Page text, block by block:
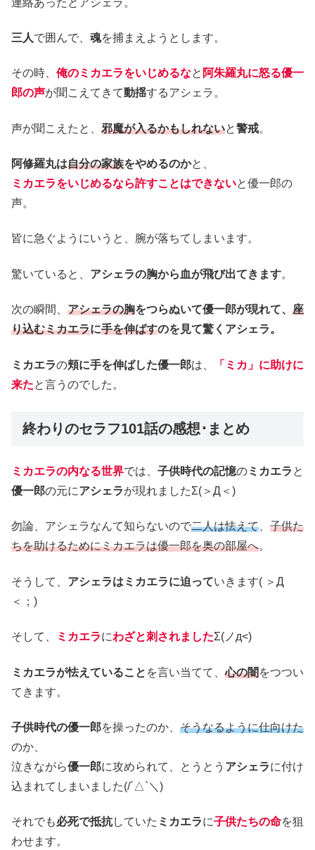
三人で囲んで、 魂を捕まえようとします。
その時、 俺のミカエラをいじめるなと 阿朱羅丸に怒る優一
郎の声が聞こえてきて動揺するアシェラ。
声が聞こえたと、 邪魔が入るかもしれないと警戒。
阿修羅丸は自分の家族をやめるのかと、
ミカエラをいじめるなら許すことはできないと優一郎の
声。
皆に急ぐようにいうと、腕が落ちてしまいます。
驚いていると、 アシェラの胸から血が飛び出てきます。
次の瞬間、 アシェラの胸をつらぬいて優一郎が現れて、 座
り込むミカエラに手を伸ばすのを見て驚くアシェラ。
ミカエラの頬に手を伸ばした優一郎は、
「ミカ」に助けに
来たと言うのでした。
終わりのセラフ101話の感想･まとめ
ミカエラの内なる世界では、 子供時代の記憶のミカエラ と
優一郎の元にアシェラが現れましたΣ(＞Д＜)
勿論、アシェラなんて知らないので二人は怯えて、 子供た
ちを助けるためにミカエラは優一郎を奥の部屋へ。
そうして、 アシェラはミカエラに迫っていきます( ＞Д
＜；)
そして、 ミカエラにわざと刺されましたΣ(ノд<)
ミカエラが怯えていること を言い当てて、心の闇 をつつい
てきます。
子供時代の優一郎を操ったのか、 そうなるように仕向けた
のか、
泣きながら優一郎に攻められて、とうとう アシェラに付け
込まれてしまいました(/´△`＼)
それでも必死で抵抗していた ミカエラに子供たちの命を狙
わせます。